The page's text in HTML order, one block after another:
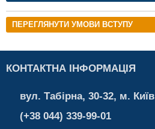
ПЕРЕГЛЯНУТИ УМОВИ ВСТУПУ
КОНТАКТНА ІНФОРМАЦІЯ
вул. Табірна, 30-32, м. Київ
(+38 044) 339-99-01